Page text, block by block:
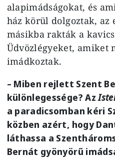
alapimádságokat, és
ház körül dolgoztak, az
másikba rakták a
Üdvözlégyeket, amiket
imádkoztak.
– Miben rejlett Szent
különlegessége? Az
a paradicsomban kéri
közben azért, hogy
láthassa a
Bernát gyönyörű